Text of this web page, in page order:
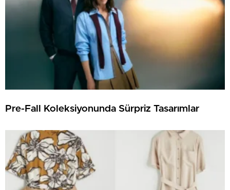
Pre-Fall Koleksiyonunda Sürpriz Tasarımlar